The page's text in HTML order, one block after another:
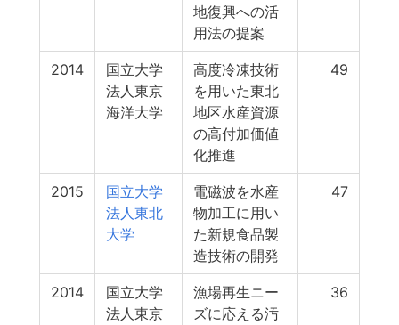
地復興への活
用法の提案
2014
国立大学
法人東京
海洋大学
高度冷凍技術
を用いた東北
地区水産資源
の高付加価値
化推進
49
2015
国立大学
法人東北
大学
電磁波を水産
物加工に用い
た新規食品製
造技術の開発
47
2014
国立大学
法人東京
漁場再生ニー
ズに応える汚
36